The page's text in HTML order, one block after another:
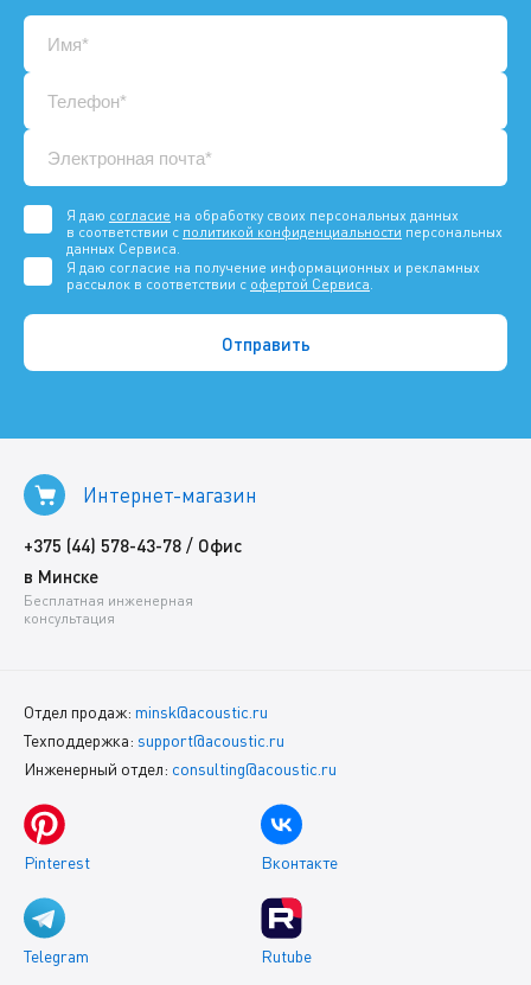
Я даю согласие на обработку своих персональных данных
в соответствии с политикой конфиденциальности персональных
данных Сервиса.
Я даю согласие на получение информационных и рекламных
рассылок в соответствии с офертой Сервиса.
Интернет-магазин
+375 (44) 578-43-78 / Офис
в Минске
Бесплатная инженерная
консультация
Отдел продаж: minsk@acoustic.ru
Техподдержка: support@acoustic.ru
Инженерный отдел: consulting@acoustic.ru
Pinterest Вконтакте
Telegram Rutube